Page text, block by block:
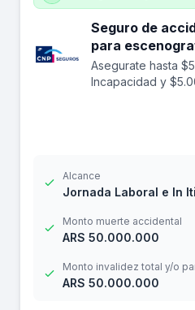
Seguro de
para escenografo -
itinere hasta
Asegurate hasta
Incapacidad y
Médicos contra
trabajando y en
edades
Alcance
Jornada Laboral e In
Monto muerte accidental
ARS 50.000.000
Monto invalidez total y/o
ARS 50.000.000